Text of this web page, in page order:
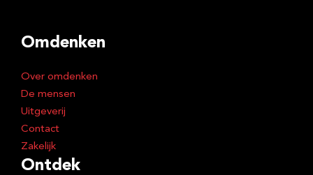
Omdenken
Over omdenken
De mensen
Uitgeverij
Contact
Zakelijk
Ontdek